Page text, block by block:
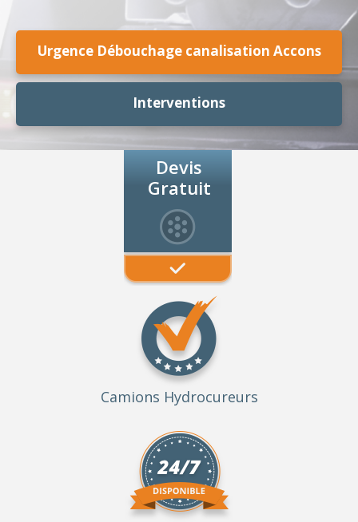
Urgence Débouchage canalisation Accons
Interventions
Devis
Gratuit
Camions Hydrocureurs